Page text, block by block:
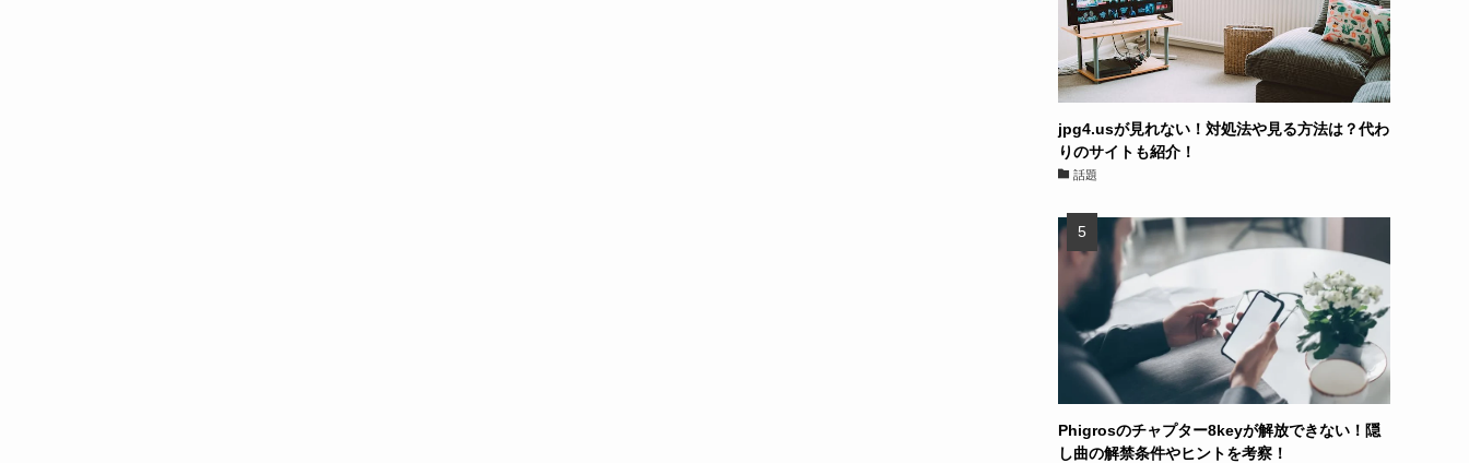
jpg4.usが見れない！対処法や見る方法は？代わ
りのサイトも紹介！
話題
Phigrosのチャプター8keyが解放できない！隠
し曲の解禁条件やヒントを考察！